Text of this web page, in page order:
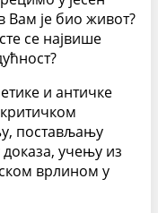
Вам је био живот?
се највише
и античке
постављању
учењу из
врлином у